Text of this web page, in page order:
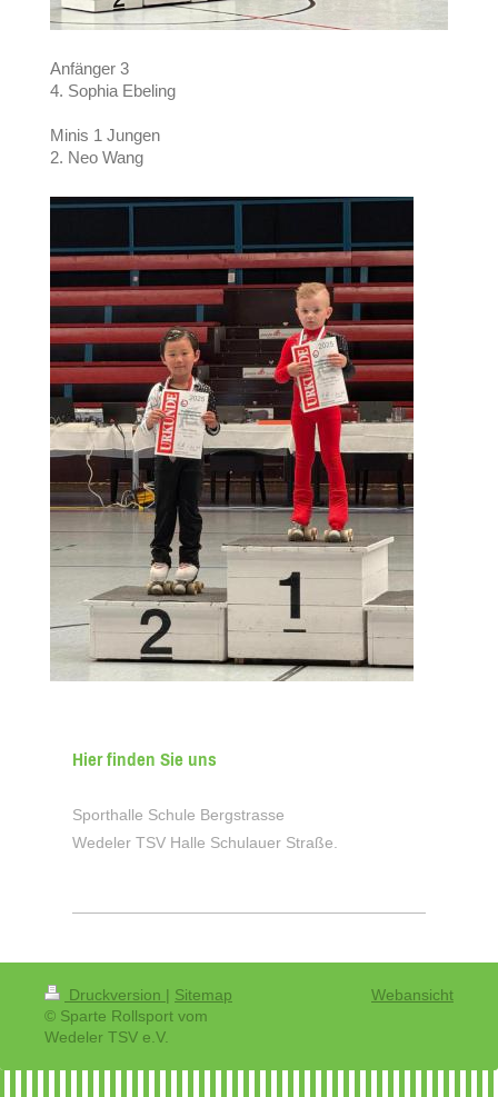
Anfänger 3
4. Sophia Ebeling
Minis 1 Jungen
2. Neo Wang
Hier finden Sie uns
Sporthalle Schule Bergstrasse
Wedeler TSV Halle Schulauer Straße.
Druckversion | Sitemap
© Sparte Rollsport vom
Wedeler TSV e.V.
Webansicht